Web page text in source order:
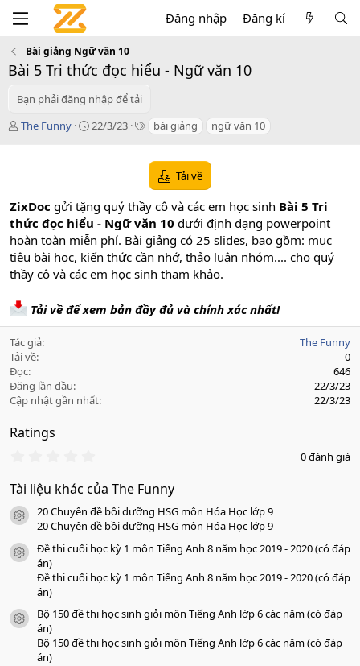
Đăng nhập Đăng kí
Bài giảng Ngữ văn 10
Bài 5 Tri thức đọc hiểu - Ngữ văn 10
Bạn phải đăng nhập để tải
T
The Funny
C
o
n
d
a
t
22/3/23
T
s
bài giảng ngữ văn 10
Tải về
ZixDoc gửi tặng quý thầy cô và các em học sinh Bài 5 Tri
thức đọc hiểu - Ngữ văn 10 dưới định dạng powerpoint
hoàn toàn miễn phí. Bài giảng có 25 slides, bao gồm: mục
tiêu bài học, kiến thức cần nhớ, thảo luận nhóm.... cho quý
thầy cô và các em học sinh tham khảo.
Tải về để xem bản đầy đủ và chính xác nhất!
Tác giả
The Funny
Tải về
0
Đọc
646
Đăng lần đầu
22/3/23
Cập nhật gần nhất
22/3/23
Ratings
0
0
s
a
o
0 đánh giá
Tài liệu khác của The Funny
icon tài liệu
20 Chuyên đề bồi dưỡng HSG môn Hóa Học lớp 9
20 Chuyên đề bồi dưỡng HSG môn Hóa Học lớp 9
icon tài liệu
Đề thi cuối học kỳ 1 môn Tiếng Anh 8 năm học 2019 - 2020 (có đáp
án)
Đề thi cuối học kỳ 1 môn Tiếng Anh 8 năm học 2019 - 2020 (có đáp
án)
icon tài liệu
Bộ 150 đề thi học sinh giỏi môn Tiếng Anh lớp 6 các năm (có đáp
án)
Bộ 150 đề thi học sinh giỏi môn Tiếng Anh lớp 6 các năm (có đáp
án)